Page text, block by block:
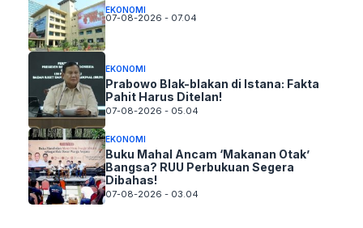
EKONOMI
07-08-2026 - 07.04
EKONOMI
Prabowo Blak-blakan di Istana: Fakta
Pahit Harus Ditelan!
07-08-2026 - 05.04
EKONOMI
Buku Mahal Ancam ‘Makanan Otak’
Bangsa? RUU Perbukuan Segera
Dibahas!
07-08-2026 - 03.04